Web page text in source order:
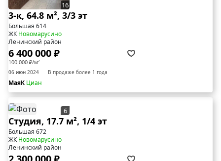
16
3-к, 64.8 м², 3/3 эт
Большая 614
ЖКНовомарусино
Ленинский район
6 400 000 ₽
100 000 ₽/м²
06 июн 2024 В продаже более 1 года
МаяК Циан
6
Студия, 17.7 м², 1/4 эт
Большая 672
ЖКНовомарусино
Ленинский район